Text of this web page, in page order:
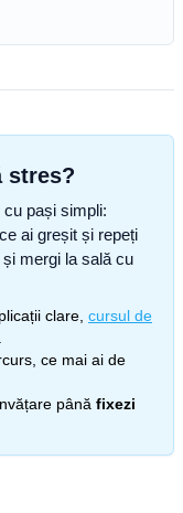
stres?
pași simpli:
ai greșit și repeți
mergi la sală cu
clare, cursul de
ce mai ai de
până fixezi